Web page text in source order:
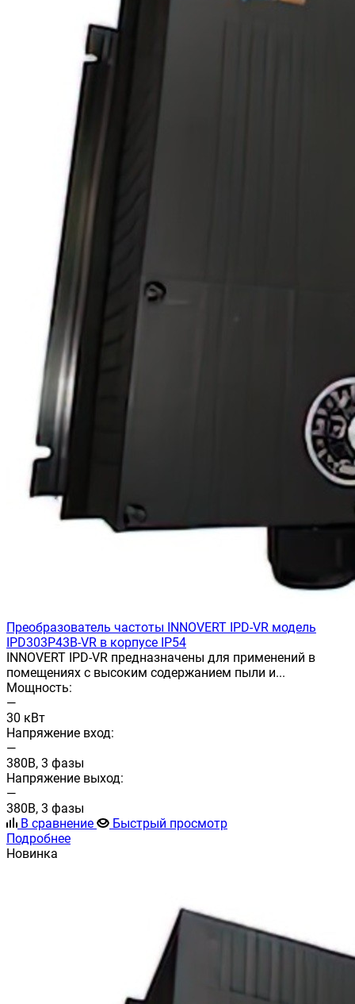
Преобразователь частоты INNOVERT IРD-VR модель
IPD303P43B-VR в корпусе IP54
INNOVERT IPD-VR предназначены для применений в
помещениях с высоким содержанием пыли и...
Мощность:
—
30 кВт
Напряжение вход:
—
380В, 3 фазы
Напряжение выход:
—
380В, 3 фазы
В сравнение
Быстрый просмотр
Подробнее
Новинка